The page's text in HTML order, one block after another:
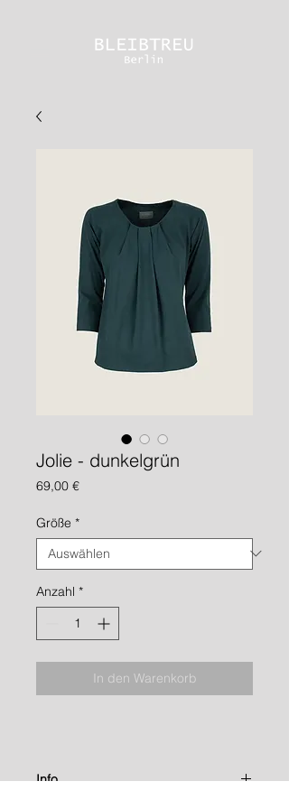
Jolie - dunkelgrün
69,00 €Preis
Größe *
Anzahl *
In den Warenkorb
Info